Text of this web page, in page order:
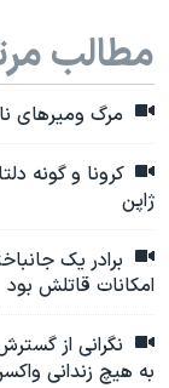
مطالب
مرگ ومیرهای
کرونا و گونه
ژاپن
برادر یک
امکانات قاتلش بود
نگرانی از
به هیچ زندانی